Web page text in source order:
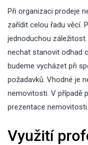
Při organizaci prodeje
zařídit celou řadu věcí.
jednoduchou
nechat stanovit odhad
budeme vycházet při
požadavků. Vhodné je
nemovitosti. V případě
prezentace nemovitosti.
Využití